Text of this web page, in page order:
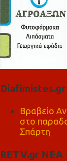
Diafimistes.gr
Βραβείο
στο
Σπάρτη
RETV.gr